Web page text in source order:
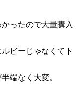
ったので大量購入
ビーじゃなくてト
端なく大変。